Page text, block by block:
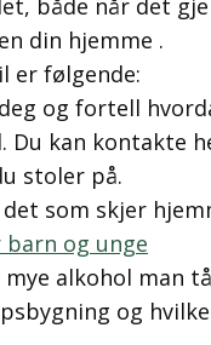
både når det
din hjemme .
er følgende:
og fortell
Du kan kontakte
stoler på.
som skjer
og unge
alkohol man
og